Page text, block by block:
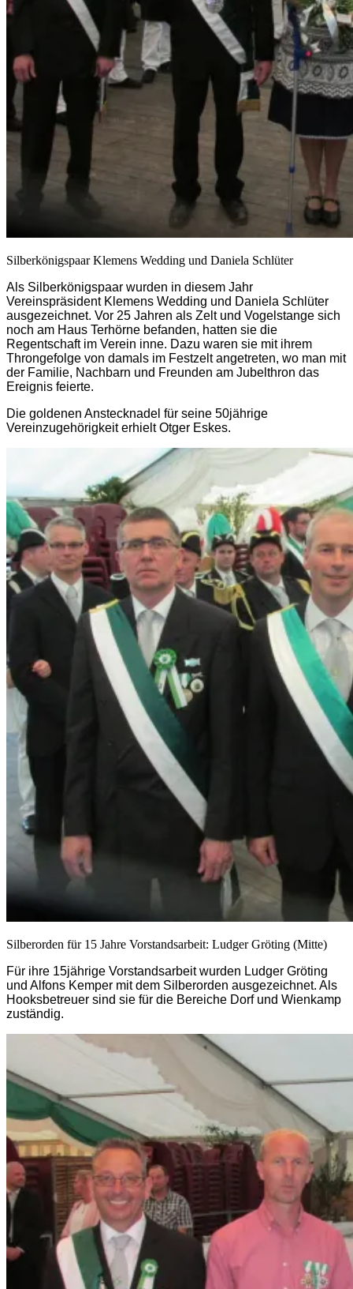
Silberkönigspaar Klemens Wedding und Daniela Schlüter
Als Silberkönigspaar wurden in diesem Jahr
Vereinspräsident Klemens Wedding und Daniela Schlüter
ausgezeichnet. Vor 25 Jahren als Zelt und Vogelstange sich
noch am Haus Terhörne befanden, hatten sie die
Regentschaft im Verein inne. Dazu waren sie mit ihrem
Throngefolge von damals im Festzelt angetreten, wo man mit
der Familie, Nachbarn und Freunden am Jubelthron das
Ereignis feierte.
Die goldenen Anstecknadel für seine 50jährige
Vereinzugehörigkeit erhielt Otger Eskes.
Silberorden für 15 Jahre Vorstandsarbeit: Ludger Gröting (Mitte)
Für ihre 15jährige Vorstandsarbeit wurden Ludger Gröting
und Alfons Kemper mit dem Silberorden ausgezeichnet. Als
Hooksbetreuer sind sie für die Bereiche Dorf und Wienkamp
zuständig.